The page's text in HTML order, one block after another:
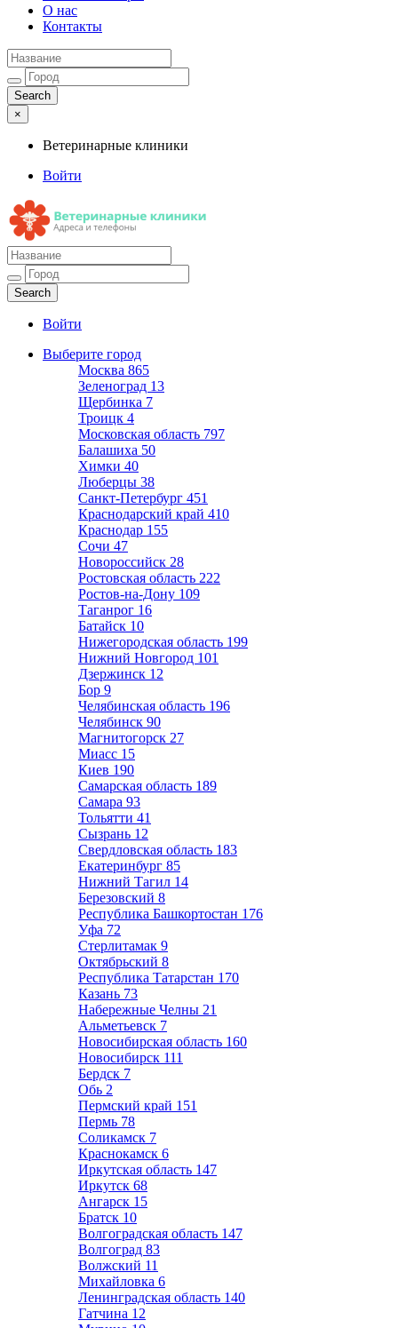
О нас
Контакты
×
Ветеринарные клиники
Войти
Ветеринарные клиники
Адреса и телефоны
Войти
Выберите город
Москва 865
Зеленоград 13
Щербинка 7
Троицк 4
Московская область 797
Балашиха 50
Химки 40
Люберцы 38
Санкт-Петербург 451
Краснодарский край 410
Краснодар 155
Сочи 47
Новороссийск 28
Ростовская область 222
Ростов-на-Дону 109
Таганрог 16
Батайск 10
Нижегородская область 199
Нижний Новгород 101
Дзержинск 12
Бор 9
Челябинская область 196
Челябинск 90
Магнитогорск 27
Миасс 15
Киев 190
Самарская область 189
Самара 93
Тольятти 41
Сызрань 12
Свердловская область 183
Екатеринбург 85
Нижний Тагил 14
Березовский 8
Республика Башкортостан 176
Уфа 72
Стерлитамак 9
Октябрьский 8
Республика Татарстан 170
Казань 73
Набережные Челны 21
Альметьевск 7
Новосибирская область 160
Новосибирск 111
Бердск 7
Обь 2
Пермский край 151
Пермь 78
Соликамск 7
Краснокамск 6
Иркутская область 147
Иркутск 68
Ангарск 15
Братск 10
Волгоградская область 147
Волгоград 83
Волжский 11
Михайловка 6
Ленинградская область 140
Гатчина 12